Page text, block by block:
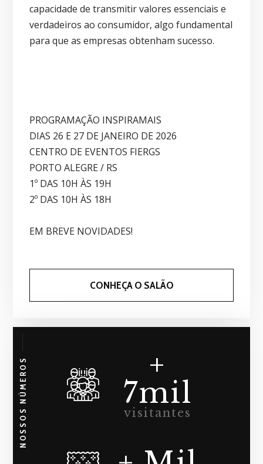
capacidade de transmitir valores essenciais e
verdadeiros ao consumidor, algo fundamental
para que as empresas obtenham sucesso.
PROGRAMAÇÃO INSPIRAMAIS
DIAS 26 E 27 DE JANEIRO DE 2026
CENTRO DE EVENTOS FIERGS
PORTO ALEGRE / RS
1º DAS 10H ÀS 19H
2º DAS 10H ÀS 18H
EM BREVE NOVIDADES!
CONHEÇA O SALÃO
NOSSOS NÚMEROS
+
7mil
visitantes